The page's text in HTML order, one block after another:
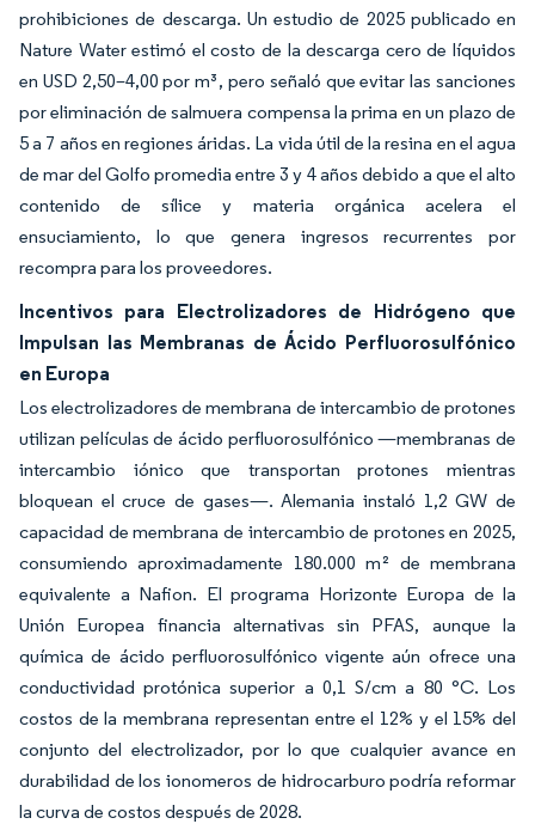
prohibiciones de descarga. Un estudio de 2025 publicado en
Nature Water estimó el costo de la descarga cero de líquidos
en USD 2,50–4,00 por m³, pero señaló que evitar las sanciones
por eliminación de salmuera compensa la prima en un plazo de
5 a 7 años en regiones áridas. La vida útil de la resina en el agua
de mar del Golfo promedia entre 3 y 4 años debido a que el alto
contenido de sílice y materia orgánica acelera el
ensuciamiento, lo que genera ingresos recurrentes por
recompra para los proveedores.
Incentivos para Electrolizadores de Hidrógeno que
Impulsan las Membranas de Ácido Perfluorosulfónico
en Europa
Los electrolizadores de membrana de intercambio de protones
utilizan películas de ácido perfluorosulfónico —membranas de
intercambio iónico que transportan protones mientras
bloquean el cruce de gases—. Alemania instaló 1,2 GW de
capacidad de membrana de intercambio de protones en 2025,
consumiendo aproximadamente 180.000 m² de membrana
equivalente a Nafion. El programa Horizonte Europa de la
Unión Europea financia alternativas sin PFAS, aunque la
química de ácido perfluorosulfónico vigente aún ofrece una
conductividad protónica superior a 0,1 S/cm a 80 °C. Los
costos de la membrana representan entre el 12% y el 15% del
conjunto del electrolizador, por lo que cualquier avance en
durabilidad de los ionomeros de hidrocarburo podría reformar
la curva de costos después de 2028.